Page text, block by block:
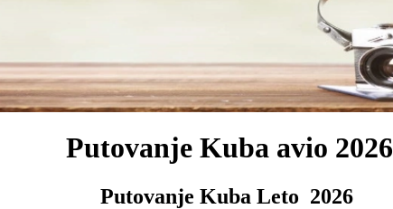
Putovanje Kuba avio 2026
Putovanje Kuba Leto 2026